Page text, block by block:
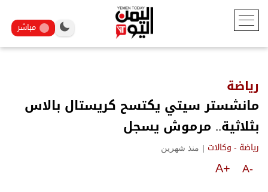
مباشر
رياضة
مانشستر سيتي يكتسح كريستال بالاس
بثلاثية.. مرموش يسجل
رياضة - وكالات | منذ شهرين
A-
A+